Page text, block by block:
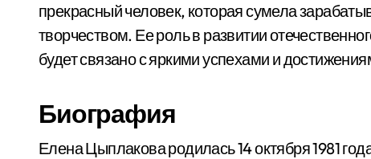
прекрасный человек, которая сумела
творчеством. Ее роль в развитии
будет связано с яркими успехами и
Биография
Елена Цыплакова родилась 14 октября 1981